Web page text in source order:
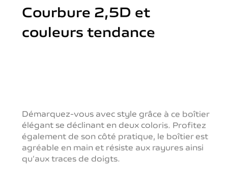
Courbure 2,5D et
couleurs tendance
Démarquez-vous avec style grâce à ce boîtier
élégant se déclinant en deux coloris. Profitez
également de son côté pratique, le boîtier est
agréable en main et résiste aux rayures ainsi
qu’aux traces de doigts.